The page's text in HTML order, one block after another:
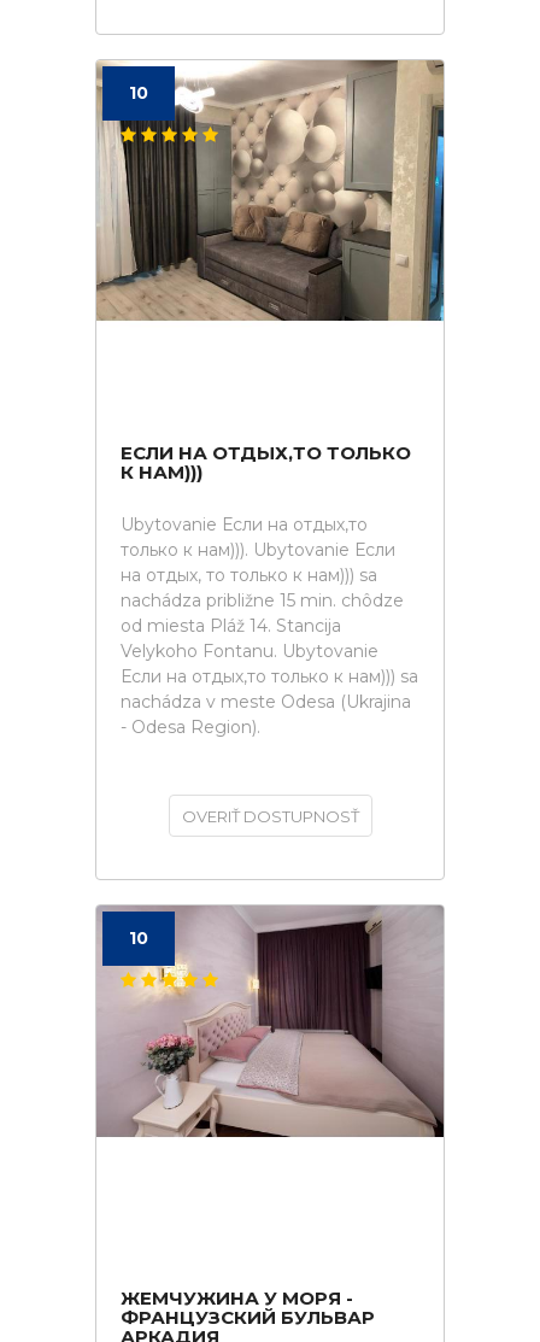
10
ЕСЛИ НА ОТДЫХ,ТО ТОЛЬКО
К НАМ)))
Ubytovanie Если на отдых,то
только к нам))). Ubytovanie Если
на отдых, то только к нам))) sa
nachádza približne 15 min. chôdze
od miesta Pláž 14. Stancija
Velykoho Fontanu. Ubytovanie
Если на отдых,то только к нам))) sa
nachádza v meste Odesa (Ukrajina
- Odesa Region).
OVERIŤ DOSTUPNOSŤ
10
ЖЕМЧУЖИНА У МОРЯ -
ФРАНЦУЗСКИЙ БУЛЬВАР
АРКАДИЯ